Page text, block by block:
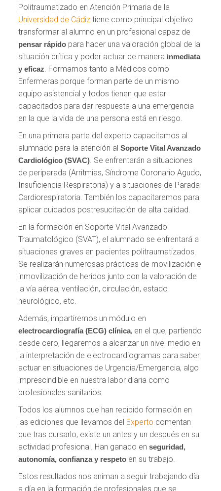
Politraumatizado en Atención Primaria de la
Universidad de Cádiz tiene como principal objetivo
transformar al alumno en un profesional capaz de
pensar rápido para hacer una valoración global de la
situación crítica y poder actuar de manera inmediata
y eficaz . Formamos tanto a Médicos como
Enfermeras porque forman parte de un mismo
equipo asistencial y todos tienen que estar
capacitados para dar respuesta a una emergencia
en la que la vida de una persona está en riesgo.
En una primera parte del experto capacitamos al
alumnado para la atención alSoporte Vital Avanzado
Cardiológico (SVAC) . Se enfrentarán a situaciones
de periparada (Arritmias, Síndrome Coronario Agudo,
Insuficiencia Respiratoria) y a situaciones de Parada
Cardiorespiratoria. También los capacitaremos para
aplicar cuidados postresucitación de alta calidad.
En la formación en Soporte Vital Avanzado
Traumatológico (SVAT), el alumnado se enfrentará a
situaciones graves en pacientes politraumatizados.
Se realizarán numerosas prácticas de movilización e
inmovilización de heridos junto con la valoración de
la vía aérea, ventilación, circulación, estado
neurológico, etc.
Además, impartiremos un módulo en
electrocardiografía (ECG) clínica, en el que, partiendo
desde cero, llegaremos a alcanzar un nivel medio en
la interpretación de electrocardiogramas para saber
actuar en situaciones de Urgencia/Emergencia, algo
imprescindible en nuestra labor diaria como
profesionales sanitarios.
Todos los alumnos que han recibido formación en
las ediciones que llevamos del Experto comentan
que tras cursarlo, existe un antes y un después en su
actividad profesional. Han ganado enseguridad,
autonomía, confianza y respeto en su trabajo.
Estos resultados nos animan a seguir trabajando día
a día en la formación de profesionales que se